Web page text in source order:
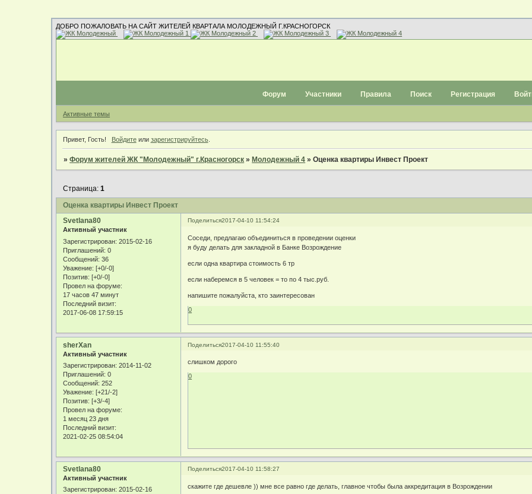
ДОБРО ПОЖАЛОВАТЬ НА САЙТ ЖИТЕЛЕЙ КВАРТАЛА МОЛОДЕЖНЫЙ Г.КРАСНОГОРСК
Форум Участники Правила Поиск Регистрация
Активные темы
Привет, Гость! Войдитеили зарегистрируйтесь.
»Форум жителей ЖК "Молодежный" г.Красногорск » Молодежный 4 »Оценка квартиры Инвест Проект
Оценка квартиры Инвест Проект
Страница:1
Поделиться2017-04-10 11:54:24
Svetlana80
Активный участник
Зарегистрирован: 2015-02-16
Приглашений: 0
Сообщений: 36
Уважение: [+0/-0]
Позитив: [+0/-0]
Провел на форуме:
17 часов 47 минут
Последний визит:
2017-06-08 17:59:15
Соседи, предлагаю объединиться в проведении оценки
я буду делать для закладной в Банке Возрождение
если одна квартира стоимость 6 тр
если наберемся в 5 человек = то по 4 тыс.руб.
напишите пожалуйста, кто заинтересован
0
Поделиться2017-04-10 11:55:40
sherXan
Активный участник
Зарегистрирован: 2014-11-02
Приглашений: 0
Сообщений: 252
Уважение: [+21/-2]
Позитив: [+3/-4]
Провел на форуме:
1 месяц 23 дня
Последний визит:
2021-02-25 08:54:04
слишком дорого
0
Поделиться2017-04-10 11:58:27
Svetlana80
Активный участник
Зарегистрирован: 2015-02-16
скажите где дешевле )) мне все равно где делать, главное чтобы была аккредитация в Возрождении